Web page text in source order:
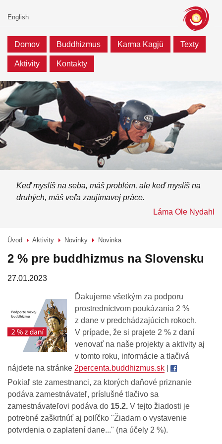
Domov Buddhizmus Karma Kagjü Texty
Aktivity Kontakty
Keď myslíš na seba, máš problém, ale keď myslíš na
druhých, máš veľa zaujímavej práce.
Láma Ole Nydahl
Úvod Aktivity Novinky Novinka
2 % pre buddhizmus na Slovensku
27.01.2023
Ďakujeme všetkým za podporu
prostredníctvom poukázania 2 %
z dane v predchádzajúcich rokoch.
V prípade, že si prajete 2 % z daní
venovať na naše projekty a aktivity aj
v tomto roku, informácie a tlačivá
nájdete na stránke 2percenta.buddhizmus.sk
Pokiaľ ste zamestnanci, za ktorých daňové priznanie
podáva zamestnávateľ, príslušné tlačivo sa
zamestnávateľovi podáva do 15.2. V tejto žiadosti je
potrebné zaškrtnúť aj políčko "Žiadam o vystavenie
potvrdenia o zaplatení dane..." (na účely 2 %).